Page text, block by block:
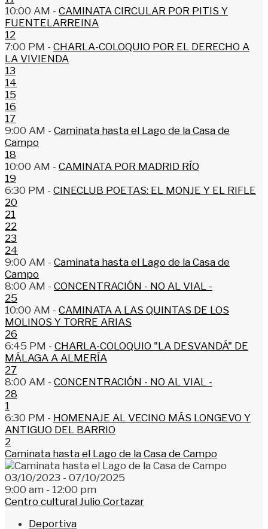
10:00 AM - CAMINATA CIRCULAR POR PITIS Y
FUENTELARREINA
12
7:00 PM - CHARLA-COLOQUIO POR EL DERECHO A
LA VIVIENDA
13
14
15
16
17
9:00 AM - Caminata hasta el Lago de la Casa de
Campo
18
10:00 AM - CAMINATA POR MADRID RÍO
19
6:30 PM - CINECLUB POETAS: EL MONJE Y EL RIFLE
20
21
22
23
24
9:00 AM - Caminata hasta el Lago de la Casa de
Campo
8:00 AM - CONCENTRACIÓN - NO AL VIAL -
25
10:00 AM - CAMINATA A LAS QUINTAS DE LOS
MOLINOS Y TORRE ARIAS
26
6:45 PM - CHARLA-COLOQUIO "LA DESVANDÁ" DE
MÁLAGA A ALMERÍA
27
8:00 AM - CONCENTRACIÓN - NO AL VIAL -
28
1
6:30 PM - HOMENAJE AL VECINO MÁS LONGEVO Y
ANTIGUO DEL BARRIO
2
Caminata hasta el Lago de la Casa de Campo
03/10/2023 - 07/10/2025
9:00 am - 12:00 pm
Centro cultural Julio Cortazar
Deportiva